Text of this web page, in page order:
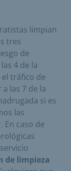
limpian
tres
de
4 de la
tráfico de
las 7 de la
si es
las
En caso de
de limpieza